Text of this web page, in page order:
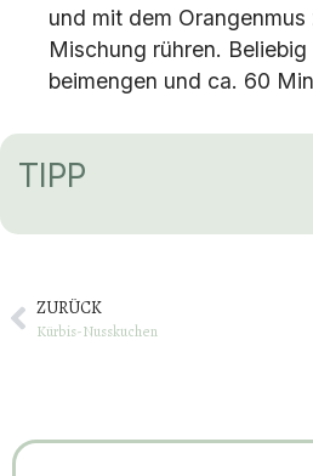
und mit dem
Mischung rühren.
beimengen und ca. 60
TIPP
ZURÜCK
Kürbis-Nusskuchen